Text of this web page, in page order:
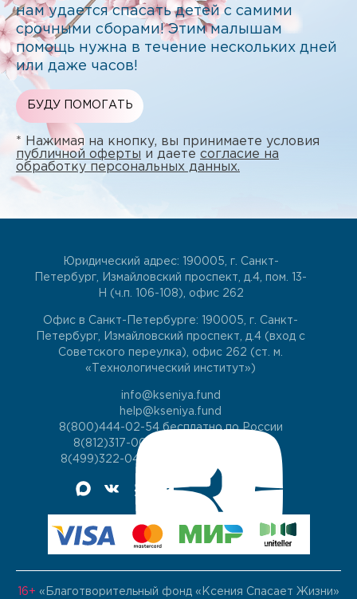
нам удается спасать детей с самими
срочными сборами! Этим малышам
помощь нужна в течение нескольких дней
или даже часов!
БУДУ ПОМОГАТЬ
* Нажимая на кнопку, вы принимаете условия
публичной оферты и даете согласие на
обработку персональных данных.
Юридический адрес: 190005, г. Санкт-
Петербург, Измайловский проспект, д.4, пом. 13-
Н (ч.п. 106-108), офис 262
Офис в Санкт-Петербурге: 190005, г. Санкт-
Петербург, Измайловский проспект, д.4 (вход с
Советского переулка), офис 262 (ст. м.
«Технологический институт»)
info@kseniya.fund
help@kseniya.fund
8(800)444-02-54бесплатно по России
8(812)317-00-60
8(499)322-04-74
16+ «Благотворительный фонд «Ксения Спасает Жизни»